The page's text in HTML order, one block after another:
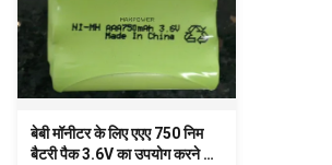
बेबी मॉनीटर के लिए एएए 750 निम
बैटरी पैक 3.6V का उपयोग करने के